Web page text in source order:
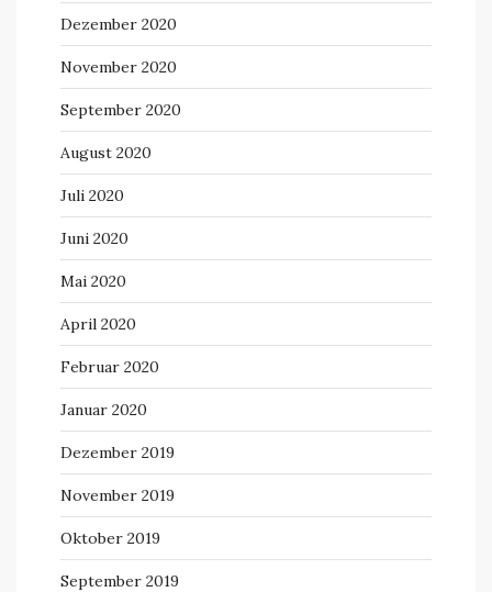
Dezember 2020
November 2020
September 2020
August 2020
Juli 2020
Juni 2020
Mai 2020
April 2020
Februar 2020
Januar 2020
Dezember 2019
November 2019
Oktober 2019
September 2019